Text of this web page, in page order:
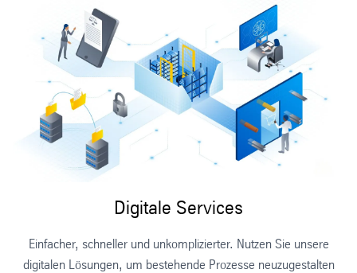
Digitale Services
Einfacher, schneller und unkomplizierter. Nutzen Sie unsere
digitalen Lösungen, um bestehende Prozesse neuzugestalten